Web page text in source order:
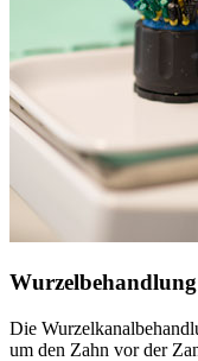
Die
um den Zahn vor der